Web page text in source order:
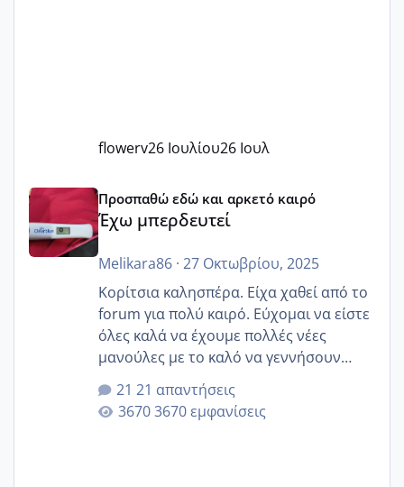
flowerv26 Ιουλίου26 Ιουλ
Έχω μπερδευτεί
Προσπαθώ εδώ και αρκετό καιρό
Έχω μπερδευτεί
Melikara86· 27 Οκτωβρίου, 2025
Κορίτσια καλησπέρα. Είχα χαθεί από το
forum για πολύ καιρό. Εύχομαι να είστε
όλες καλά να έχουμε πολλές νέες
μανούλες με το καλό να γεννήσουν
αυτές που ήδη περιμένουν. Να πάρουν
γερα μωράκια στην αγκαλίτσα τους
🙏🏼🙏🏼 Ας πάμε λοιπόν στο θέμα μου.
21 απαντήσεις
3670 εμφανίσεις